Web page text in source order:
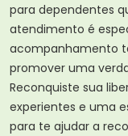
para dependentes
atendimento é
acompanhamento
promover uma
Reconquiste sua
experientes e uma
para te ajudar a